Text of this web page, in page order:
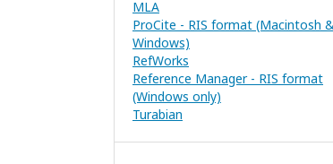
MLA
ProCite - RIS format (Macintosh
Windows)
RefWorks
Reference Manager - RIS format
(Windows only)
Turabian